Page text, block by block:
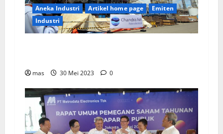
Aneka Industri Artikel home page
Emiten
Industri
mas 30 Mei 2023 0